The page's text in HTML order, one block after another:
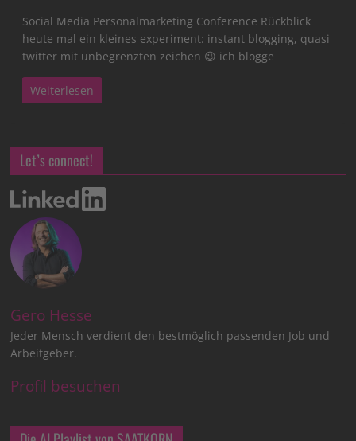
Social Media Personalmarketing Conference Rückblick
heute mal ein kleines experiment: instant blogging, quasi
twitter mit unbegrenzten zeichen 😉 ich blogge
Weiterlesen
Let’s connect!
Gero Hesse
Jeder Mensch verdient den bestmöglich passenden Job und
Arbeitgeber.
Profil besuchen